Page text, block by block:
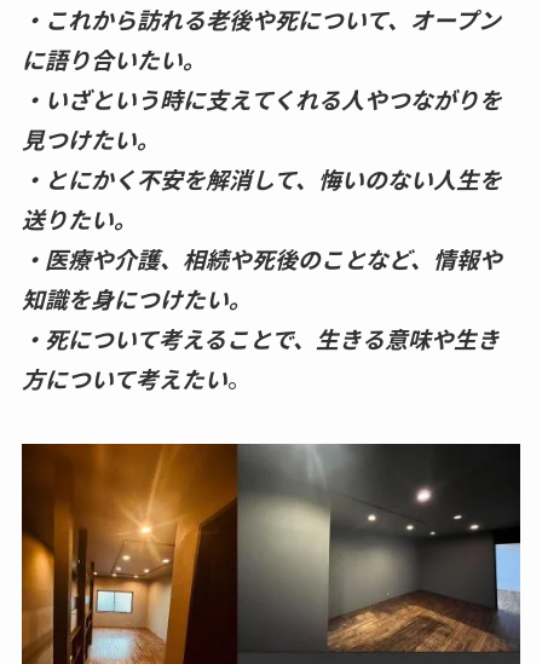
・これから訪れる老後や死について、オープン
に語り合いたい。
・いざという時に支えてくれる人やつながりを
見つけたい。
・とにかく不安を解消して、悔いのない人生を
送りたい。
・医療や介護、相続や死後のことなど、情報や
知識を身につけたい。
・死について考えることで、生きる意味や生き
方について考えたい。